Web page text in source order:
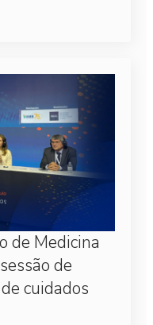
de Medicina
de
cuidados